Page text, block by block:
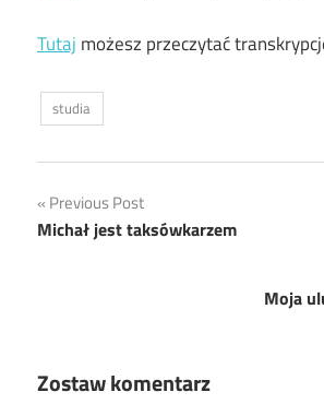
Tutaj możesz przeczytać
studia
Nawigacja
wpisu
Previous Post
Michał jest taksówkarzem
Moja
Zostaw komentarz